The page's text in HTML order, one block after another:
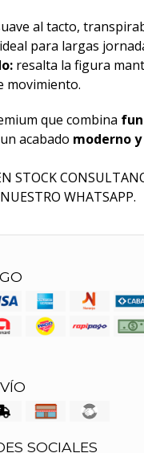
al tacto,
para largas
resalta la figura
movimiento.
que combina
acabado moderno
STOCK
WHATSAPP.
SOCIALES